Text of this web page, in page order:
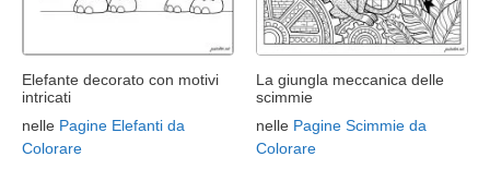
Elefante decorato con motivi
intricati
nelle Pagine Elefanti da
Colorare
La giungla meccanica delle
scimmie
nelle Pagine Scimmie da
Colorare